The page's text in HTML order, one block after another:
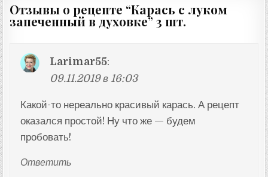
Отзывы о рецепте “Карась с луком
запеченный в духовке” 3 шт.
Larimar55:
09.11.2019 в 16:03
Какой-то нереально красивый карась. А рецепт
оказался простой! Ну что же — будем
пробовать!
Ответить